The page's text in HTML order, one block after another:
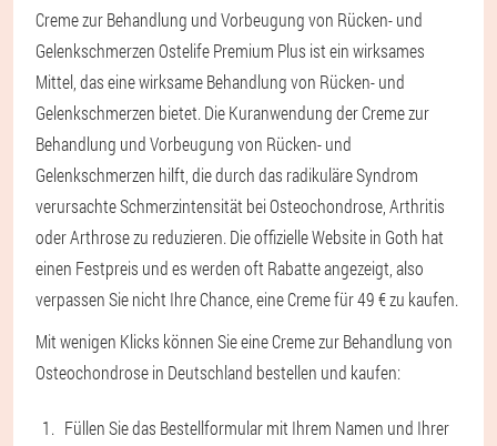
Creme zur Behandlung und Vorbeugung von Rücken- und
Gelenkschmerzen Ostelife Premium Plus ist ein wirksames
Mittel, das eine wirksame Behandlung von Rücken- und
Gelenkschmerzen bietet. Die Kuranwendung der Creme zur
Behandlung und Vorbeugung von Rücken- und
Gelenkschmerzen hilft, die durch das radikuläre Syndrom
verursachte Schmerzintensität bei Osteochondrose, Arthritis
oder Arthrose zu reduzieren. Die offizielle Website in Goth hat
einen Festpreis und es werden oft Rabatte angezeigt, also
verpassen Sie nicht Ihre Chance, eine Creme für 49 € zu kaufen.
Mit wenigen Klicks können Sie eine Creme zur Behandlung von
Osteochondrose in Deutschland bestellen und kaufen:
Füllen Sie das Bestellformular mit Ihrem Namen und Ihrer